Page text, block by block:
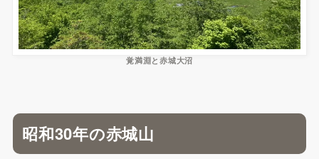
覚満淵と赤城大沼
昭和30年の赤城山